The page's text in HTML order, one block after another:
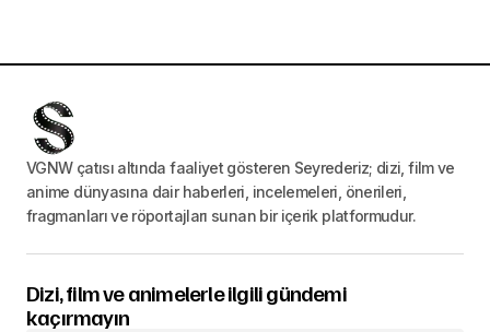
VGNW çatısı altında faaliyet gösteren Seyrederiz; dizi, film ve
anime dünyasına dair haberleri, incelemeleri, önerileri,
fragmanları ve röportajları sunan bir içerik platformudur.
Dizi, film ve animelerle ilgili gündemi
kaçırmayın